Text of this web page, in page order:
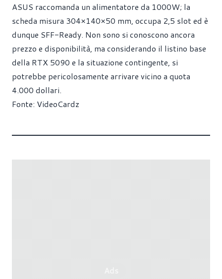
ASUS raccomanda un alimentatore da 1000W; la
scheda misura 304×140×50 mm, occupa 2,5 slot ed è
dunque SFF-Ready. Non sono si conoscono ancora
prezzo e disponibilità, ma considerando il listino base
della RTX 5090 e la situazione contingente, si
potrebbe pericolosamente arrivare vicino a quota
4.000 dollari.
Fonte: VideoCardz